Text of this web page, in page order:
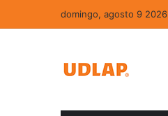
domingo, agosto 9 2026